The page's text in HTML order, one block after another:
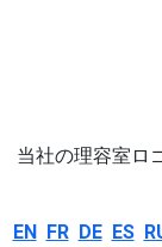
当社の理容室ロ
EN FR DE ES